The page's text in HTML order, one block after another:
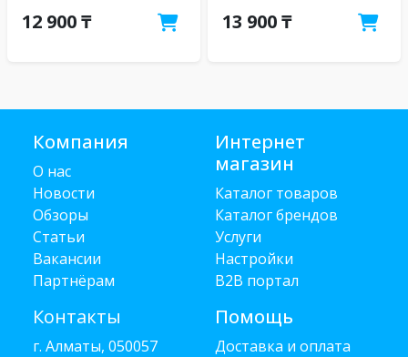
12 900 ₸ 13 900 ₸
Компания
О нас
Новости
Обзоры
Статьи
Вакансии
Партнёрам
Контакты
г. Алматы, 050057
Интернет
магазин
Каталог товаров
Каталог брендов
Услуги
Настройки
B2B портал
Помощь
Доставка и оплата